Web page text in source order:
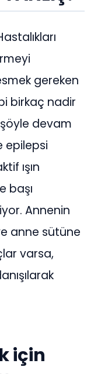
gereken
birkaç nadir
devam
epilepsi
ışın
başı
Annenin
anne sütüne
varsa,
için